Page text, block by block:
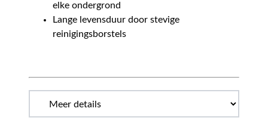
elke ondergrond
Lange levensduur door stevige
reinigingsborstels